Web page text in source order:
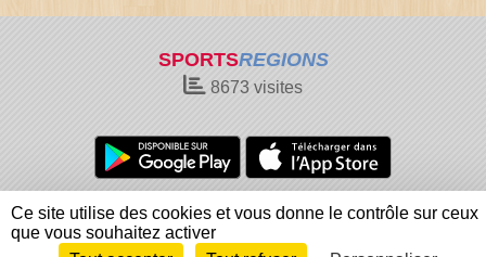
SPORTSREGIONS
8673 visites
Charte cookies
Gestion des cookies
Informations légales
Signaler un contenu inapproprié
Ce site utilise des cookies et vous donne le contrôle sur ceux
que vous souhaitez activer